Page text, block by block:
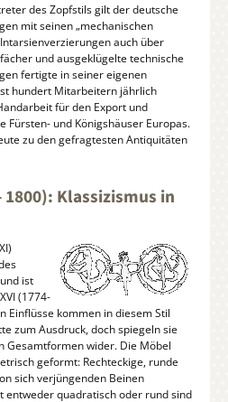
des Zopfstils gilt der deutsche
mit seinen „mechanischen
auch über
und ausgeklügelte technische
fertigte in seiner eigenen
hundert Mitarbeitern jährlich
für den Export und
Fürsten- und Königshäuser Europas.
zu den gefragtesten Antiquitäten
1800): Klassizismus in
ist
(1774-
Einflüsse kommen in diesem Stil
zum Ausdruck, doch spiegeln sie
Gesamtformen wider. Die Möbel
geformt: Rechteckige, runde
sich verjüngenden Beinen
entweder quadratisch oder rund sind